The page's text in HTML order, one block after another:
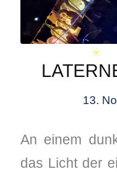
13.
An einem
das Licht der
✭